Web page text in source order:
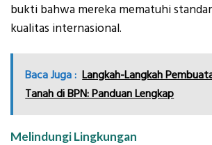
bukti bahwa mereka mematuhi
kualitas internasional.
Baca Juga : Langkah-Langkah
Tanah di BPN: Panduan Lengkap
Melindungi Lingkungan